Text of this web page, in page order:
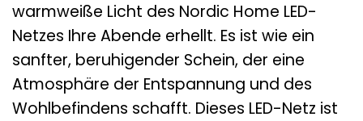
warmweiße Licht des Nordic Home LED-
Netzes Ihre Abende erhellt. Es ist wie ein
sanfter, beruhigender Schein, der eine
Atmosphäre der Entspannung und des
Wohlbefindens schafft. Dieses LED-Netz ist